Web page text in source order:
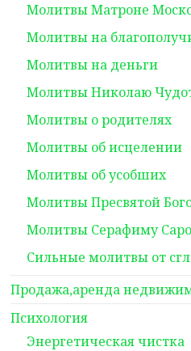
Молитвы Матроне
Молитвы на
Молитвы на деньги
Молитвы Николаю
Молитвы о родителях
Молитвы об исцелении
Молитвы об усобших
Молитвы Пресвятой
Молитвы Серафиму
Сильные молитвы от
Продажа,аренда
Психология
Энергетическая чистка